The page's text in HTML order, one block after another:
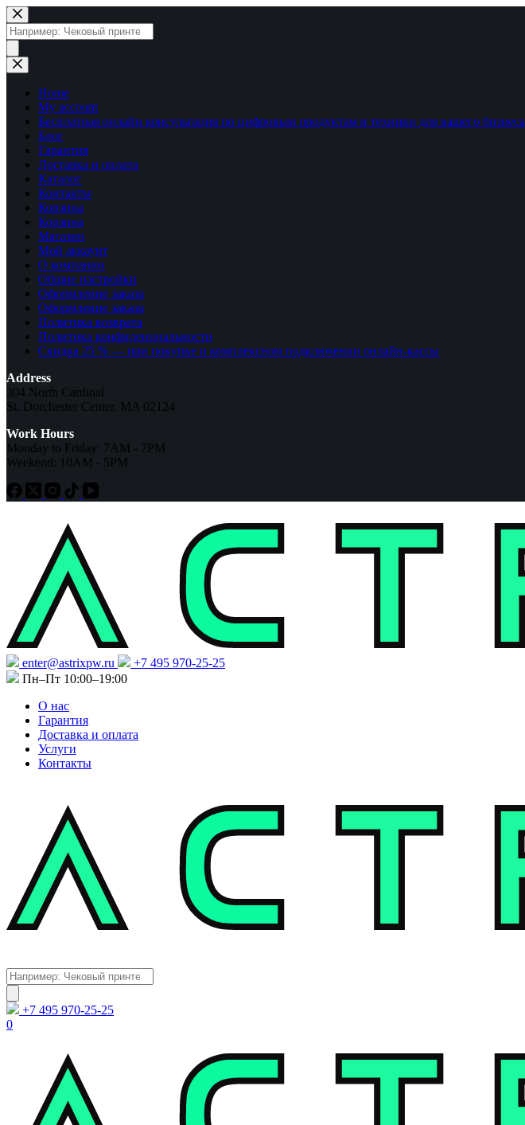
Перейти
к
сути
Поиск
товаров
Home
My account
Бесплатная онлайн консультация по цифровым продуктам и техники для вашего бизнеса
Блог
Гарантия
Доставка и оплата
Каталог
Контакты
Корзина
Корзина
Магазин
Мой аккаунт
О компании
Общие настройки
Оформление заказа
Оформление заказа
Политика возврата
Политика конфиденциальности
Скидка 25 % — при покупке и комплексном подключении онлайн-кассы
Address
304 North Cardinal
St. Dorchester Center, MA 02124
Work Hours
Monday to Friday: 7AM - 7PM
Weekend: 10AM - 5PM
enter@astrixpw.ru
+7 495 970-25-25
Пн–Пт 10:00–19:00
О нас
Гарантия
Доставка и оплата
Услуги
Контакты
Поиск
товаров
+7 495 970-25-25
0